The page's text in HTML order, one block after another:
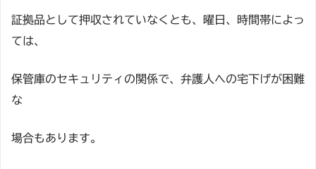
証拠品として押収されていなくとも、曜日、時間帯によっ
ては、
保管庫のセキュリティの関係で、弁護人への宅下げが困難
な
場合もあります。